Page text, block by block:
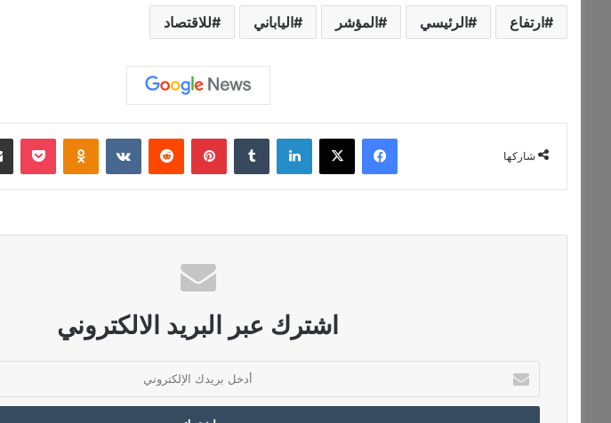
ارتفاع الرئيسي المؤشر الياباني للاقتصاد
شاركها
فيسبوك ‫X لينكدإن ‏Tumblr بينتيريست ‏Reddit
‏VKontakte
Odnoklassniki
‫Pocket
اشترك عبر البريد الالكتروني
خ